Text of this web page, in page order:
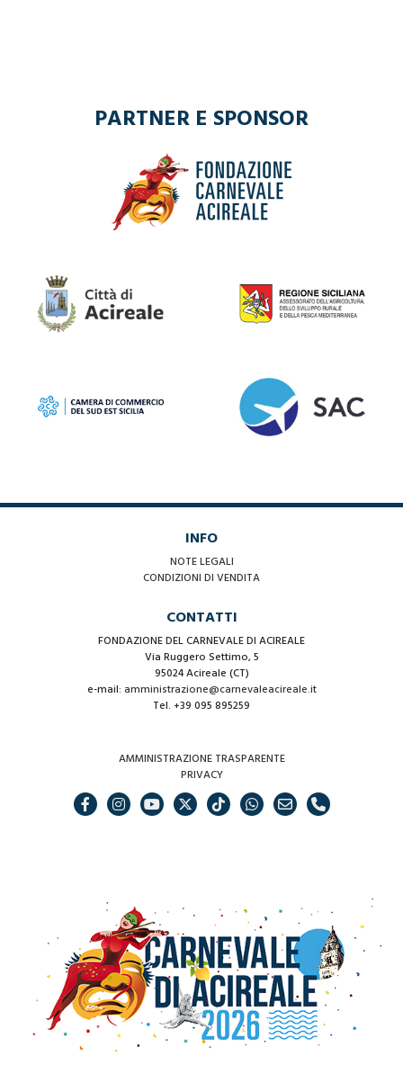
PARTNER E SPONSOR
INFO
NOTE LEGALI
CONDIZIONI DI VENDITA
CONTATTI
FONDAZIONE DEL CARNEVALE DI ACIREALE
Via Ruggero Settimo, 5
95024 Acireale (CT)
e-mail: amministrazione@carnevaleacireale.it
Tel. +39 095 895259
AMMINISTRAZIONE TRASPARENTE
PRIVACY